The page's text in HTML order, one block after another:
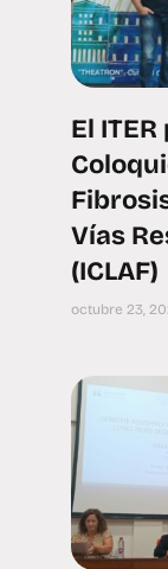
El
Vías
(ICLAF)
octubre 23,